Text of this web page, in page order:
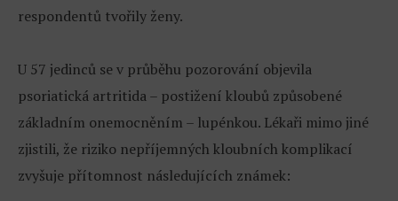
respondentů tvořily ženy.
U 57 jedinců se v průběhu pozorování objevila
psoriatická artritida – postižení kloubů způsobené
základním onemocněním – lupénkou. Lékaři mimo jiné
zjistili, že riziko nepříjemných kloubních komplikací
zvyšuje přítomnost následujících známek: